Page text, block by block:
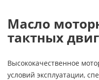
Масло
тактных
Высококачественное
условий эксплуатации,